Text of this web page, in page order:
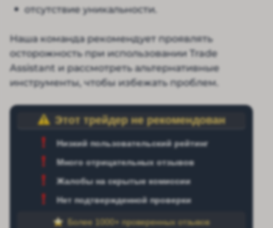
отсутствие уникальности.
Наша команда рекомендует проявлять
осторожность при использовании Trade
Assistant и рассмотреть альтернативные
инструменты, чтобы избежать проблем.
Этот трейдер не рекомендован
Низкий пользовательский рейтинг
Много отрицательных отзывов
Жалобы на скрытые комиссии
Нет подтвержденной проверки
Более 1000+ проверенных отзывов